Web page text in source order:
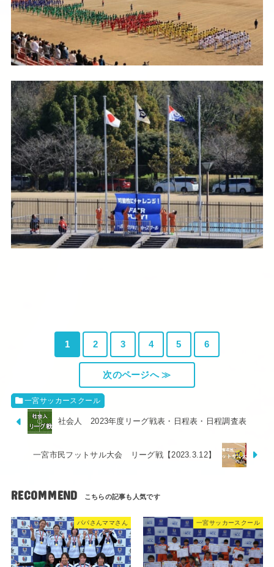
1 2 3 4 5 6
次のページへ ≫
一宮サッカースクール
社会人 2023年度リーグ戦表・日程表・日程調査表
一宮市民フットサル大会 リーグ戦【2023.3.12】
RECOMMEND
パパさんママさん 一宮サッカースクール